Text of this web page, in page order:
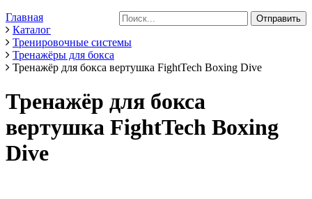
Главная
Каталог
Тренировочные системы
Тренажёры для бокса
Тренажёр для бокса вертушка FightTech Boxing Dive
Тренажёр для бокса
вертушка FightTech Boxing
Dive